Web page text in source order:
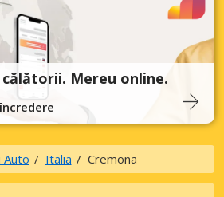
Mereu online.
Auto Italia Cremona